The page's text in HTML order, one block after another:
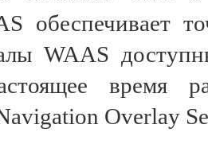
обеспечивает
WAAS
время
Overlay